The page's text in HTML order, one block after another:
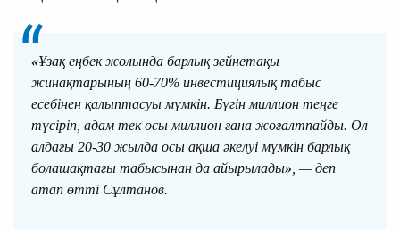
«Ұзақ еңбек жолында барлық зейнетақы
жинақтарының 60-70% инвестициялық табыс
есебінен қалыптасуы мүмкін. Бүгін миллион теңге
түсіріп, адам тек осы миллион ғана жоғалтпайды. Ол
алдағы 20-30 жылда осы ақша әкелуі мүмкін барлық
болашақтағы табысынан да айырылады» , — деп
атап өтті Сұлтанов.